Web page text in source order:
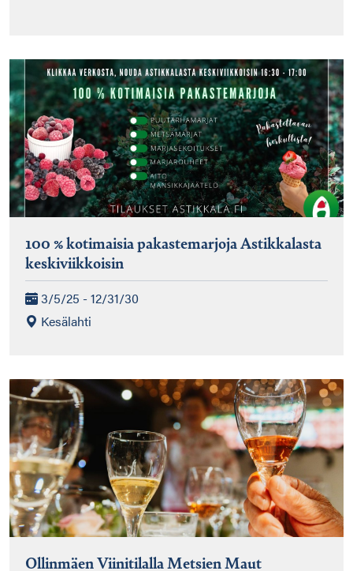
100 % kotimaisia pakastemarjoja Astikkalasta
keskiviikkoisin
3/5/25 - 12/31/30
Kesälahti
Ollinmäen Viinitilalla Metsien Maut